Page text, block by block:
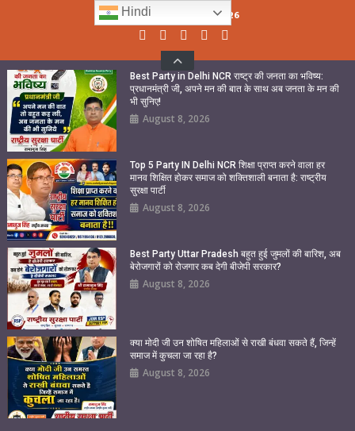
Sunday, August 09, 2026
Best Party in Delhi NCR राष्ट्र की जनता का भविष्य:
प्रधानमंत्री जी, अपने मन की बात के साथ अब जनता के मन की
भी सुनिए!
August 8, 2026
Top 5 Party IN Delhi NCR शिक्षा प्राप्त करने वाला हर
मानव शिक्षित होकर समाज को शक्तिशाली बनाता है: राष्ट्रीय
सुरक्षा पार्टी
August 8, 2026
Best Party Uttar Pradesh बहुत हुई जुमलों की बारिश, अब
बेरोजगारों को रोजगार कब देगी बीजेपी सरकार?
August 8, 2026
क्या मोदी जी उन शोषित महिलाओं से राखी बंधवा सकते हैं, जिन्हें
समाज में कुचला जा रहा है?
August 8, 2026
Hindi